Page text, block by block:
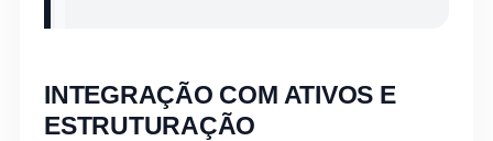
INTEGRAÇÃO COM ATIVOS E
ESTRUTURAÇÃO